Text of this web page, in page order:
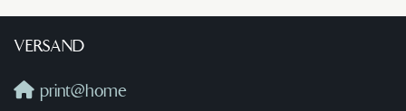
VERSAND
print@home